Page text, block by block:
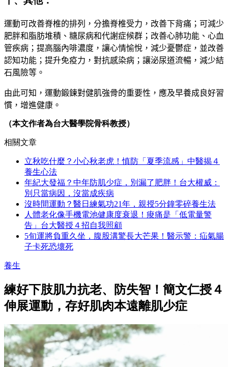
運動可改善脊椎的排列，分擔脊椎受力，改善下背痛；可減少
肥胖和脂肪堆積 、 糖尿病和代謝症候群；改善心肺功能 、 心血
管疾病 ； 提高腦內啡濃度 ， 讓心情愉悅，減少憂鬱症，並改善
認知功能 ； 提升免疫力 ， 對抗感染病 ； 讓泌尿道流暢 ， 減少結
石風險等 。
由此可知 ， 運動鍛鍊對健肌強骨的重要性 ， 應及早養成良好習
慣，增進健康。
（本文作者為台大醫學院骨科教授）
相關文章
立秋吃什麼？小心秋老虎！慎防「夏季流感」中醫揭４
養生心法
年紀大發福？中年防肌少症，別漏了肥胖！台大權威：
別只當病因，沒當成疾病
沒時間運動？醫日練氣功21年，親授5分鐘零碎養生法
人體老化像手機電池健康度衰退！痠痛是「低電量警
告」台大醫授４招自我照顧
5旬運將負重久坐，腹股溝驚長大芒果！醫示警：疝氣腸
子卡死恐壞死
養生
練好下肢肌力抗老、防失智！簡文仁授４
伸展運動，存好肌肉本遠離肌少症